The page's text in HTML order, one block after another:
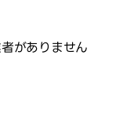
がありません